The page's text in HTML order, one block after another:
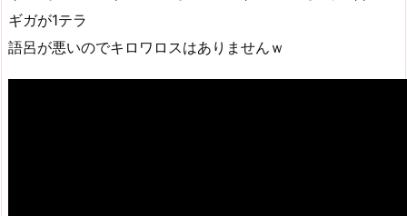
ギガが1テラ
語呂が悪いのでキロワロスはありませんｗ